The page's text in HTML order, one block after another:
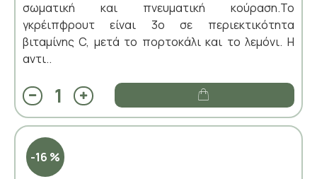
σωματική και πνευματική κούραση.Το
γκρέιπφρουτ είναι 3ο σε περιεκτικότητα
βιταμίνης C, μετά το πορτοκάλι και το λεμόνι. Η
αντι..
-16 %